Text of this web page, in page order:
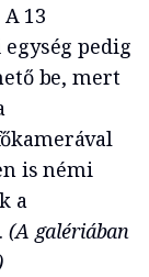
13
pedig
be, mert
is némi
a
(A galériában